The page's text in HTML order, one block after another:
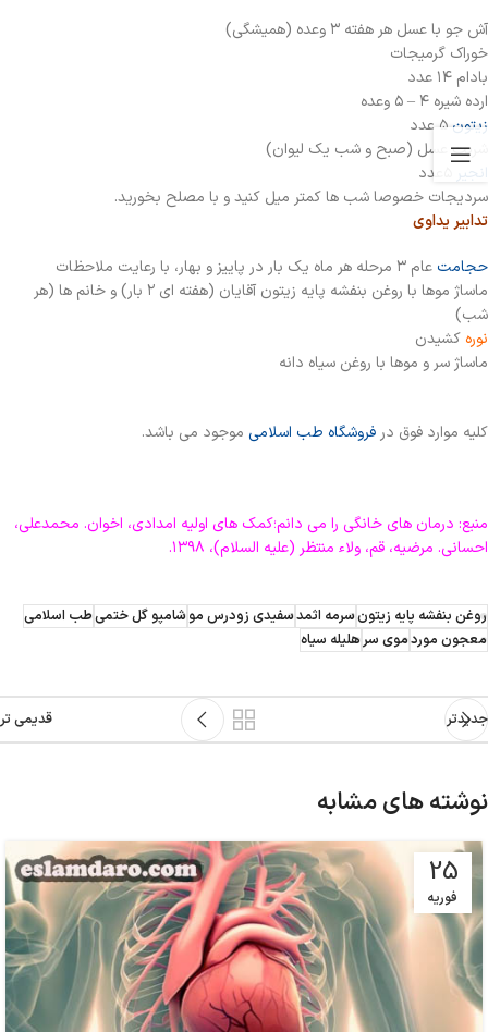
آش جو با عسل هر هفته ۳ وعده (همیشگی)
خوراک گرمیجات
بادام ۱۴ عدد
ارده شیره ۴ – ۵ وعده
زیتون
شربت عسل (صبح و شب یک لیوان)
انجیر
سردیجات خصوصا شب ها کمتر میل کنید و با مصلح بخورید.
تدابیر یداوی
حجامت عام ۳ مرحله هر ماه یک بار در پاییز و بهار، با رعایت ملاحظات
ماساژ موها با روغن بنفشه پایه زیتون آقایان (هفته ای ۲ بار) و خانم ها (هر
شب)
نوره کشیدن
ماساژ سر و موها با روغن سیاه دانه
کلیه موارد فوق درفروشگاه طب اسلامی موجود می باشد.
منبع: درمان های خانگی را می دانم؛کمک های اولیه امدادی، اخوان. محمدعلی،
احسانی. مرضیه، قم، ولاء منتظر (علیه السلام)، ۱۳۹۸.
روغن بنفشه پایه زیتونسرمه اثمدسفیدی زودرس موشامپو گل ختمیطب اسلامی
معجون موردموی سرهلیله سیاه
جدیدتر قدیمی تر
نوشته های مشابه
25
فوریه